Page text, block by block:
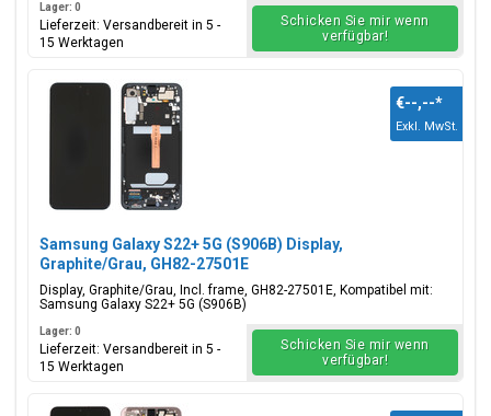
Lager: 0
Lieferzeit: Versandbereit in 5 -
15 Werktagen
Schicken Sie mir wenn
verfügbar!
Samsung Galaxy S22+ 5G (S906B) Display,
Graphite/Grau, GH82-27501E
Display, Graphite/Grau, Incl. frame, GH82-27501E, Kompatibel mit:
Samsung Galaxy S22+ 5G (S906B)
€--,--*
Exkl. MwSt.
Lager: 0
Lieferzeit: Versandbereit in 5 -
15 Werktagen
Schicken Sie mir wenn
verfügbar!